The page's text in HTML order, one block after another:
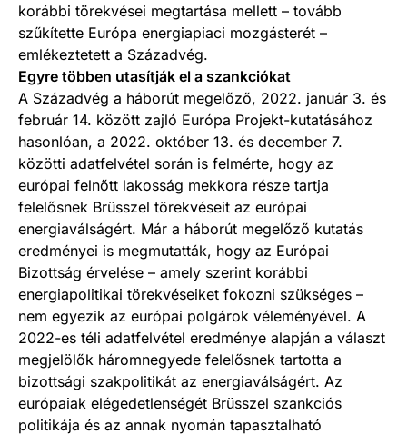
korábbi törekvései megtartása mellett – tovább
szűkítette Európa energiapiaci mozgásterét –
emlékeztetett a Századvég.
Egyre többen utasítják el a szankciókat
A Századvég a háborút megelőző, 2022. január 3. és
február 14. között zajló Európa Projekt-kutatásához
hasonlóan, a 2022. október 13. és december 7.
közötti adatfelvétel során is felmérte, hogy az
európai felnőtt lakosság mekkora része tartja
felelősnek Brüsszel törekvéseit az európai
energiaválságért. Már a háborút megelőző kutatás
eredményei is megmutatták, hogy az Európai
Bizottság érvelése – amely szerint korábbi
energiapolitikai törekvéseiket fokozni szükséges –
nem egyezik az európai polgárok véleményével. A
2022-es téli adatfelvétel eredménye alapján a választ
megjelölők háromnegyede felelősnek tartotta a
bizottsági szakpolitikát az energiaválságért. Az
európaiak elégedetlenségét Brüsszel szankciós
politikája és az annak nyomán tapasztalható